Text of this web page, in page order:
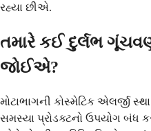
રહ્યા છીએ.
તમારે કઈ દુર્લભ
જોઈએ?
મોટાભાગની કોસ્મેટિક એલર્જી
સમસ્યા પ્રોડક્ટનો ઉપયોગ બંધ